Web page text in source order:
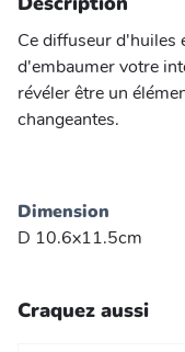
Ce diffuseur d'huiles
d'embaumer votre
révéler être un
changeantes.
Dimension
D 10.6x11.5cm
Craquez aussi